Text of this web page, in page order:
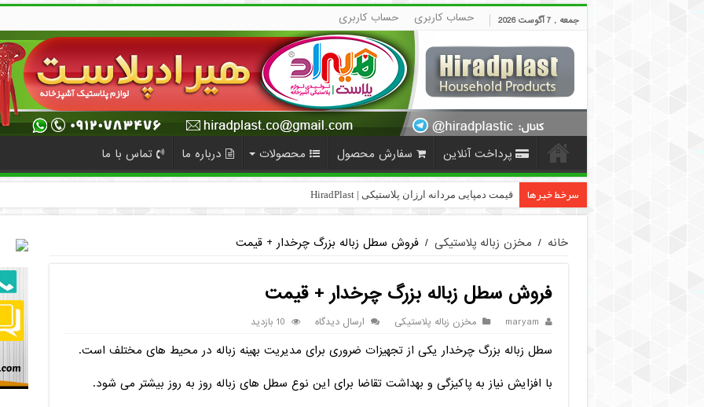
جمعه , 7 آگوست 2026 حساب کاربری حساب کاربری
پرداخت آنلاین سفارش محصول محصولات درباره ما تماس با ما
سرخط خبرها فروش گلدان پلاست
خانه / مخزن زباله پلاستیکی / فروش سطل زباله بزرگ چرخدار + قیمت
فروش سطل زباله بزرگ چرخدار + قیمت
maryam مخزن زباله پلاستیکی ارسال دیدگاه 10 بازدید
سطل زباله بزرگ چرخدار یکی از تجهیزات ضروری برای مدیریت بهینه زباله در محیط های مختلف است.
با افزایش نیاز به پاکیزگی و بهداشت تقاضا برای این نوع سطل های زباله روز به روز بیشتر می شود.